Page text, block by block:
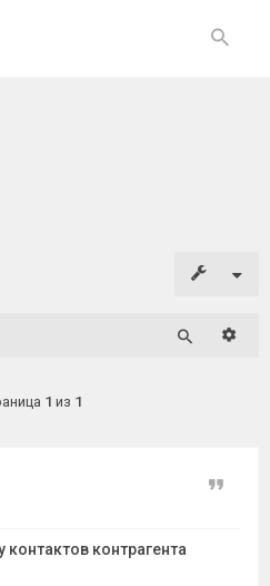
1 из 1
контрагента
Цитата